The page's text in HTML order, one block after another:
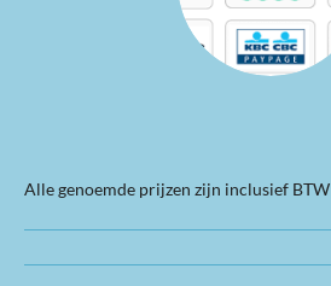
Alle genoemde prijzen zijn inclusief BTW